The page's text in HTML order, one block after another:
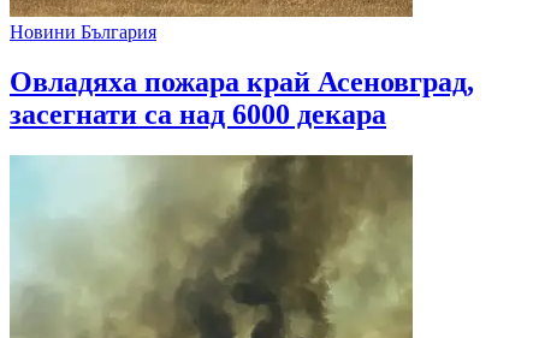
Новини България
Овладяха пожара край Асеновград,
засегнати са над 6000 декара